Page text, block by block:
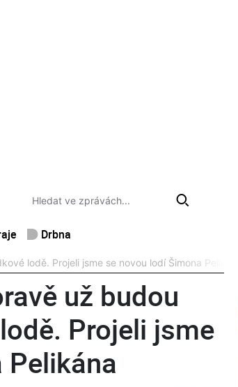
Drbna
lodě. Projeli jsme se novou lodí Šimona Pelikána
už budou
Projeli jsme